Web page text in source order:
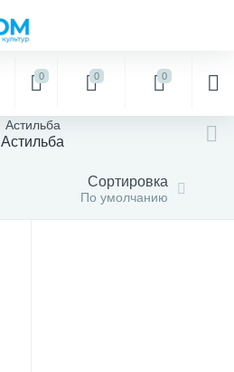
0 0 0
Астильба
Астильба
Сортировка
По умолчанию